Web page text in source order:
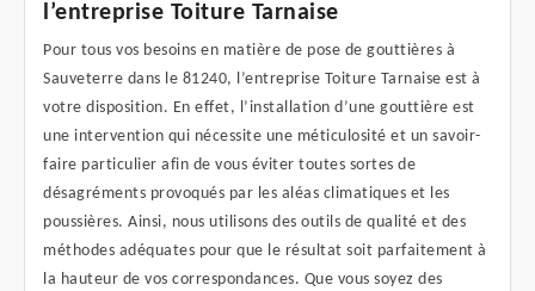
l’entreprise Toiture Tarnaise
Pour tous vos besoins en matière de pose de gouttières à
Sauveterre dans le 81240, l’entreprise Toiture Tarnaise est à
votre disposition. En effet, l’installation d’une gouttière est
une intervention qui nécessite une méticulosité et un savoir-
faire particulier afin de vous éviter toutes sortes de
désagréments provoqués par les aléas climatiques et les
poussières. Ainsi, nous utilisons des outils de qualité et des
méthodes adéquates pour que le résultat soit parfaitement à
la hauteur de vos correspondances. Que vous soyez des